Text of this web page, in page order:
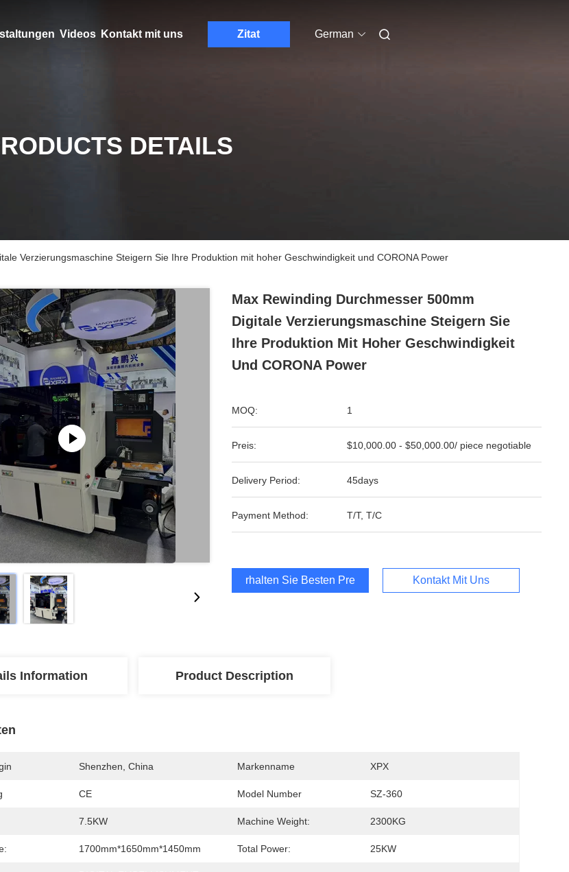
Videos Kontakt mit uns Zitat German
DETAILS
Verzierungsmaschine Steigern Sie Ihre Produktion mit hoher Geschwindigkeit und CORONA Power
Max Rewinding Durchmesser 500mm
Digitale Verzierungsmaschine Steigern Sie
Ihre Produktion Mit Hoher Geschwindigkeit
Und CORONA Power
MOQ: 1
Preis: $10,000.00 - $50,000.00/ piece negotiable
Delivery Period: 45days
Payment Method: T/T, T/C
Erhalten Sie Besten Preis Kontakt Mit Uns
Information Product Description
Shenzhen, China Markenname XPX
CE Model Number SZ-360
7.5KW Machine Weight: 2300KG
1700mm*1650mm*1450mm Total Power: 25KW